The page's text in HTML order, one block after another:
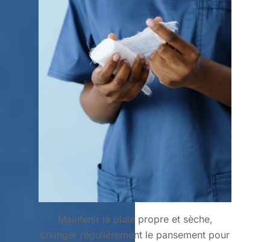
Maintenir la plaie propre et sèche,
changer régulièrement le pansement pour